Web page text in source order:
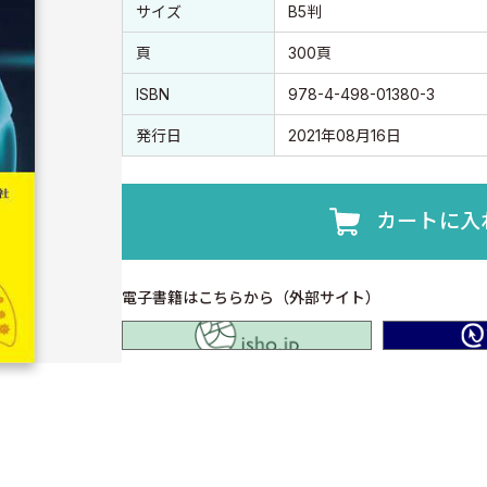
サイズ B5判
頁 300頁
ISBN 978-4-498-01380-3
発行日 2021年08月16日
カートに入
電子書籍はこちらから（外部サイト）